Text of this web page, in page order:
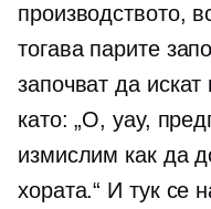
производството,
тогава парите
започват да
като: „О, уау,
измислим как да
хората.“ И тук се